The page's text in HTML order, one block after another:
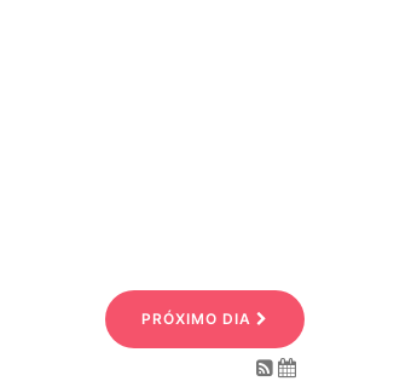
PRÓXIMO DIA